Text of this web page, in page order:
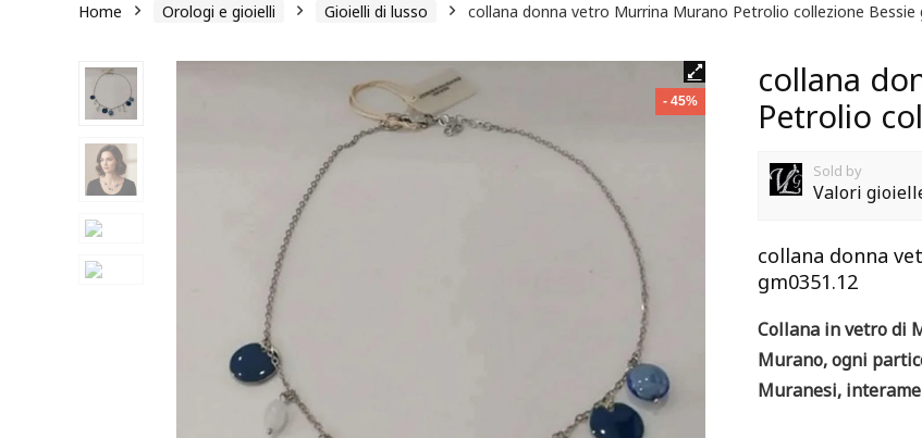
Home Orologi e gioielli Gioielli di lusso collana donna vetro Murrina Murano Petrolio collezione Bessie
- 45%
collana
Petrolio
Sold by
Valori
collana donna
gm0351.12
Collana in vetro di
Murano, ogni
Muranesi,